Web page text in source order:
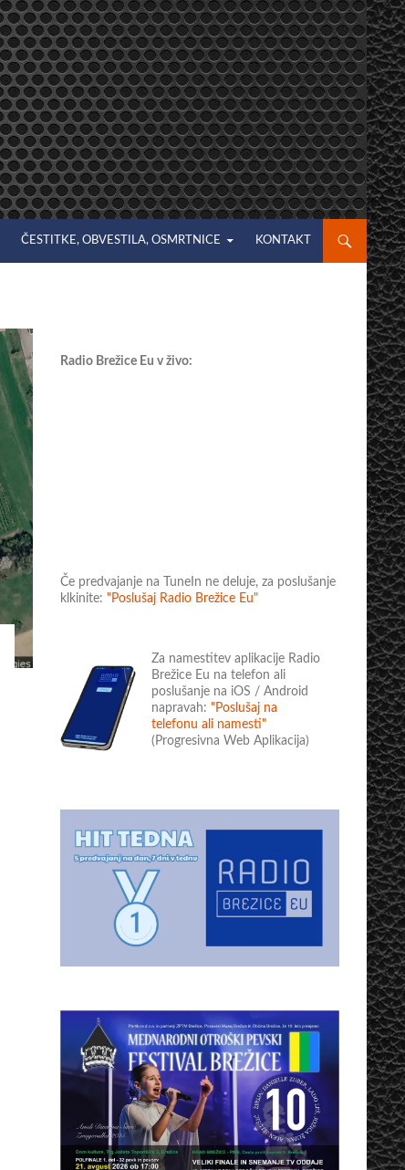
ČESTITKE, OBVESTILA, OSMRTNICE KONTAKT
Radio Brežice Eu v živo:
Če predvajanje na TuneIn ne deluje, za poslušanje
klkinite: "Poslušaj Radio Brežice Eu"
Za namestitev aplikacije Radio
Brežice Eu na telefon ali
poslušanje na iOS / Android
napravah: "Poslušaj na
telefonu ali namesti"
(Progresivna Web Aplikacija)